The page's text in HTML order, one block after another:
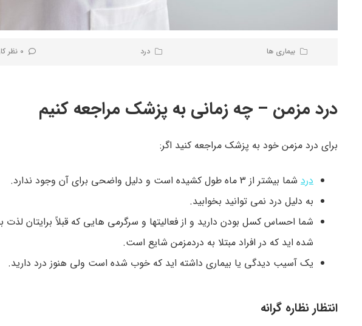
بیماری ها درد 0 نظر کاربران
درد مزمن – چه زمانی به پزشک مراجعه کنیم
برای درد مزمن خود به پزشک مراجعه کنید اگر:
درد شما بیشتر از 3 ماه طول کشیده است و دلیل واضحی برای آن وجود ندارد.
به دلیل درد نمی ­توانید بخوابید.
شما احساس کسل بودن دارید و از فعالیت­ها و سرگرمی ­هایی که قبلاً برایتان
شده­ اید که در افراد مبتلا به دردمزمن شایع است.
یک آسیب دیدگی یا بیماری داشته­ اید که خوب شده است ولی هنوز درد دارید.
انتظار نظاره گرانه